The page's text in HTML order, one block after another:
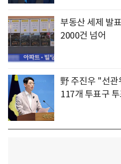
부동산 세제 발
2000건 넘어
野 주진우 "선관
117개 투표구